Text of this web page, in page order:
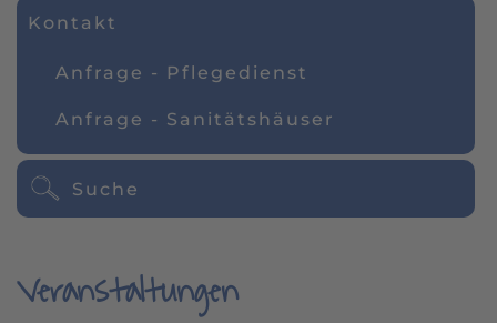
Kontakt
Anfrage - Pflegedienst
Anfrage - Sanitätshäuser
Suche
Veranstaltungen